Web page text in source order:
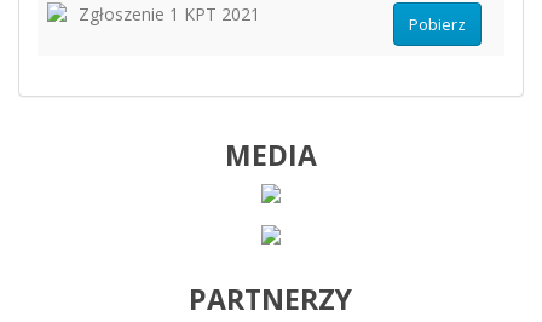
Zgłoszenie 1 KPT 2021 Pobierz
MEDIA
PARTNERZY